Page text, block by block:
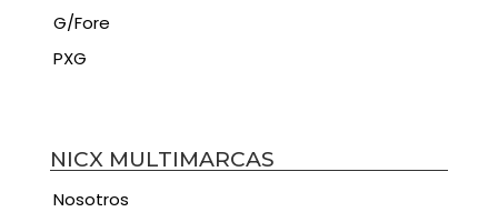
G/Fore
PXG
NICX MULTIMARCAS
Nosotros